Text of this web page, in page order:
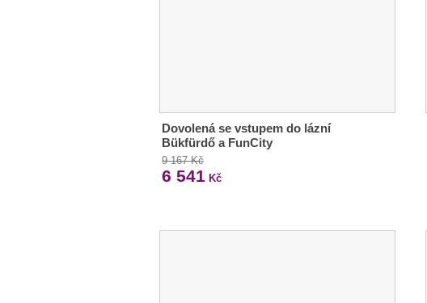
Dovolená se vstupem do lázní
Bükfürdő a FunCity
9 167 Kč
6 541 Kč